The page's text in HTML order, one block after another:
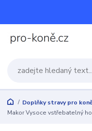
Doplňky stravy pro
Makor Vysoce vstřebatelný